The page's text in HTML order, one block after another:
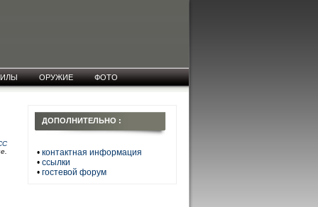
ОРУЖИЕ ФОТО
ДОПОЛНИТЕЛЬНО :
• контактная информация
• ссылки
• гостевой форум